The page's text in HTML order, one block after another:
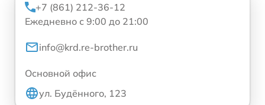
+7 (861) 212-36-12
Ежедневно с 9:00 до 21:00
info@krd.re-brother.ru
Основной офис
ул. Будённого, 123